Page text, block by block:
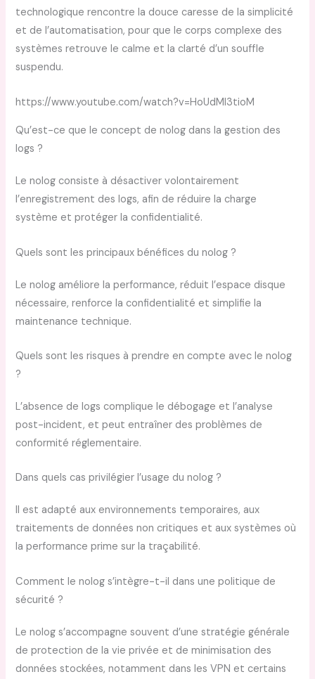
technologique rencontre la douce caresse de la simplicité
et de l’automatisation, pour que le corps complexe des
systèmes retrouve le calme et la clarté d’un souffle
suspendu.
https://www.youtube.com/watch?v=HoUdMl3tioM
Qu’est-ce que le concept de nolog dans la gestion des
logs ?
Le nolog consiste à désactiver volontairement
l’enregistrement des logs, afin de réduire la charge
système et protéger la confidentialité.
Quels sont les principaux bénéfices du nolog ?
Le nolog améliore la performance, réduit l’espace disque
nécessaire, renforce la confidentialité et simplifie la
maintenance technique.
Quels sont les risques à prendre en compte avec le nolog
?
L’absence de logs complique le débogage et l’analyse
post-incident, et peut entraîner des problèmes de
conformité réglementaire.
Dans quels cas privilégier l’usage du nolog ?
Il est adapté aux environnements temporaires, aux
traitements de données non critiques et aux systèmes où
la performance prime sur la traçabilité.
Comment le nolog s’intègre-t-il dans une politique de
sécurité ?
Le nolog s’accompagne souvent d’une stratégie générale
de protection de la vie privée et de minimisation des
données stockées, notamment dans les VPN et certains